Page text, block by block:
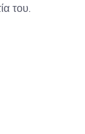
του.